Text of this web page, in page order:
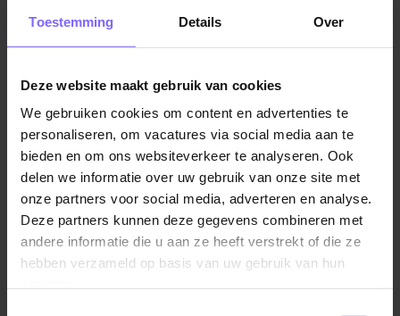
Toestemming Details Over
Deze website maakt gebruik van cookies
We gebruiken cookies om content en advertenties te
personaliseren, om vacatures via social media aan te
bieden en om ons websiteverkeer te analyseren. Ook
delen we informatie over uw gebruik van onze site met
onze partners voor social media, adverteren en analyse.
Deze partners kunnen deze gegevens combineren met
andere informatie die u aan ze heeft verstrekt of die ze
hebben verzameld op basis van uw gebruik van hun
Het aanvragen van een VOG vormt geen
Enthousiast geworden?Laat deze kans niet
schieten en kom ons entertainmentteam op
Limburgse Peel versterken! Solliciteer direct en wie
weet sta jij binnenkort bij ons in de spotlights.
Let op: een casting is onderdeel van de
sollicitatieprocedure.
Horeca vacatures in Limburg
Vergelijkbare vacatures
Medewerker Gametown
Center Parcs
America